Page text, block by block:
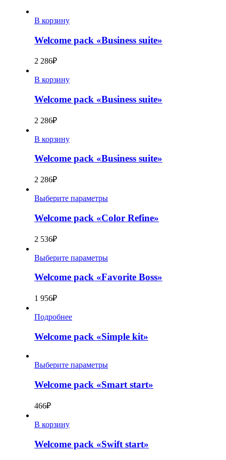
В корзину
Welcome pack «Business suite»
2 286₽
В корзину
Welcome pack «Business suite»
2 286₽
В корзину
Welcome pack «Business suite»
2 286₽
Выберите параметры
Welcome pack «Color Refine»
2 536₽
Выберите параметры
Welcome pack «Favorite Boss»
1 956₽
Подробнее
Welcome pack «Simple kit»
Выберите параметры
Welcome pack «Smart start»
466₽
В корзину
Welcome pack «Swift start»